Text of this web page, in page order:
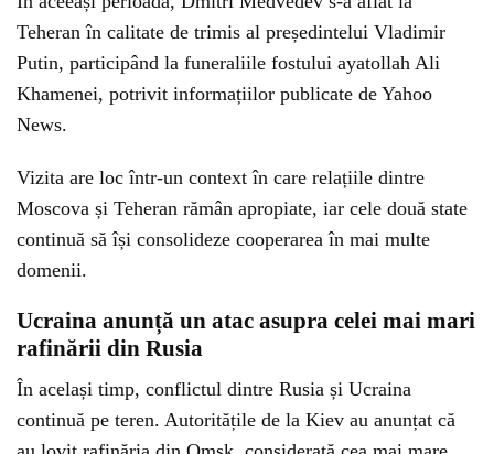
Teheran în calitate de trimis al președintelui Vladimir
Putin, participând la funeraliile fostului ayatollah Ali
Khamenei, potrivit informațiilor publicate de Yahoo
News.
Vizita are loc într-un context în care relațiile dintre
Moscova și Teheran rămân apropiate, iar cele două state
continuă să își consolideze cooperarea în mai multe
domenii.
Ucraina anunță un atac asupra celei mai mari
rafinării din Rusia
În același timp, conflictul dintre Rusia și Ucraina
continuă pe teren. Autoritățile de la Kiev au anunțat că